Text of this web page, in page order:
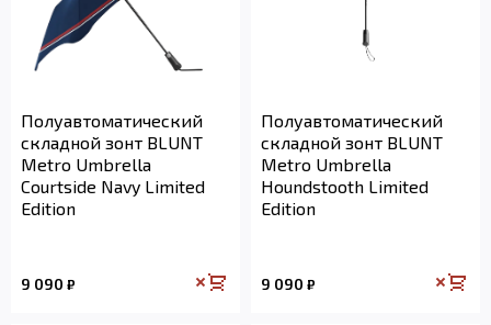
Полуавтоматический
складной зонт BLUNT
Metro Umbrella
Courtside Navy Limited
Edition
9 090 ₽
Полуавтоматический
складной зонт BLUNT
Metro Umbrella
Houndstooth Limited
Edition
9 090 ₽